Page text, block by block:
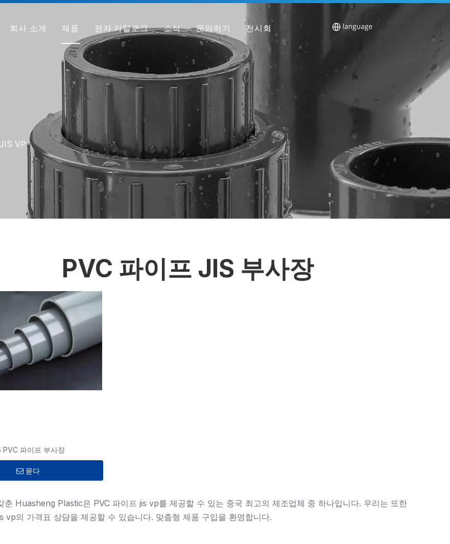
회사 소개
회사 프로필
우리가 다른 이유
샘플 받기
제품
PVC 파이프
PVC 피팅
PVC 밸브
투명 PVC 파이프/피팅/밸브
HT-PVC 파이프/피팅/밸브
PPH 파이프
PPH 피팅
PPH 밸브
측정 및 제어 계측
PE 파이프
PE 피팅
PE 밸브
플라스틱 사출 금형
전자 카탈로그 소식 문의하기 전시회
VP
PVC 파이프 JIS 부사장
PVC 파이프 부사장
묻다
춘 Huasheng Plastic은 PVC 파이프 jis vp를 제공할 수 있는 중국 최고의 제조업체 중 하나입니다. 우리는 또한
vp의 가격표 상담을 제공할 수 있습니다. 맞춤형 제품 구입을 환영합니다.